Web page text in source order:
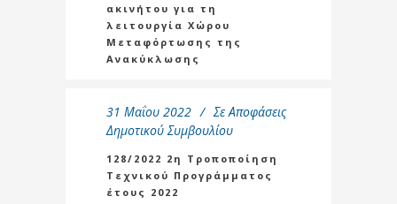
ακινήτου για τη
λειτουργία Χώρου
Μεταφόρτωσης της
Ανακύκλωσης
31 Μαΐου 2022 Σε Αποφάσεις
Δημοτικού Συμβουλίου
128/2022 2η Τροποποίηση
Τεχνικού Προγράμματος
έτους 2022